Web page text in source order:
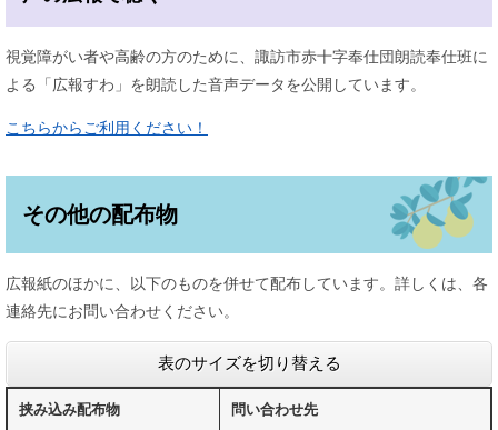
視覚障がい者や高齢の方のために、諏訪市赤十字奉仕団朗読奉仕班に
よる「広報すわ」を朗読した音声データを公開しています。
こちらからご利用ください！
その他の配布物
広報紙のほかに、以下のものを併せて配布しています。詳しくは、各
連絡先にお問い合わせください。
表のサイズを切り替える
挟み込み配布物 問い合わせ先